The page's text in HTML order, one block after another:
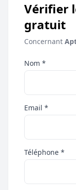
Vérifier
gratuit
Concernant
Nom *
Email *
Téléphone *